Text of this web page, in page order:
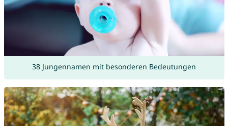
38 Jungennamen mit besonderen Bedeutungen